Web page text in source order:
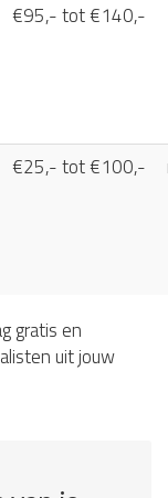
€95,- tot €140,-
€25,- tot €100,-
gratis en
uit jouw